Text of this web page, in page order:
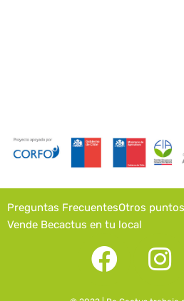
Preguntas FrecuentesOtros
Vende Becactus en tu local
F
a
I
n